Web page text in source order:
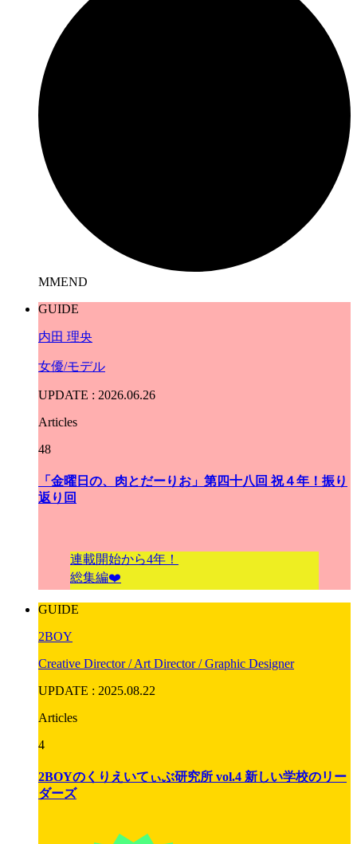
MMEND
GUIDE
内田 理央
女優/モデル
UPDATE : 2026.06.26
Articles
48
「金曜日の、肉とだーりお」第四十八回 祝４年！振り
返り回
連載開始から4年！
総集編❤️
GUIDE
2BOY
Creative Director / Art Director / Graphic Designer
UPDATE : 2025.08.22
Articles
4
2BOYのくりえいてぃぶ研究所 vol.4 新しい学校のリー
ダーズ